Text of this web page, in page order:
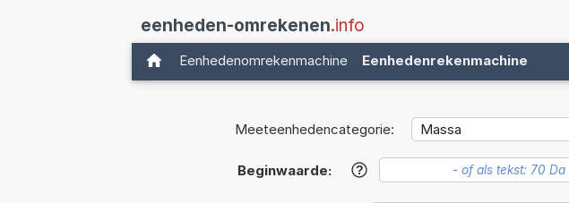
eenheden-omrekenen.info
Eenhedenomrekenmachine Eenhedenrekenmachine
Meeteenhedencategorie:
Beginwaarde: ?